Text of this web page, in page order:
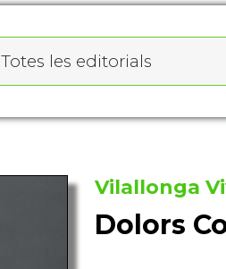
Totes les editorials
Vilallonga
Dolors